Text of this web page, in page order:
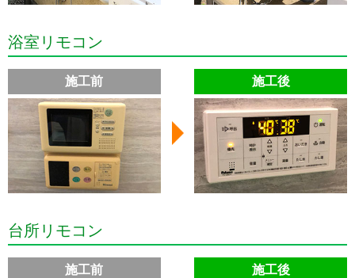
浴室リモコン
施工前 施工後
台所リモコン
施工前 施工後